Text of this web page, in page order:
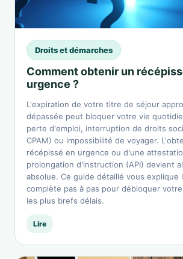
Droits et démarches
Comment obtenir un
urgence ?
L'expiration de votre titre de séjour
dépassée peut bloquer votre vie
perte d'emploi, interruption de droits
CPAM) ou impossibilité de voyager.
récépissé en urgence ou d'une
prolongation d'instruction (API) devient
absolue. Ce guide détaillé vous explique
complète pas à pas pour débloquer
les plus brefs délais.
Lire